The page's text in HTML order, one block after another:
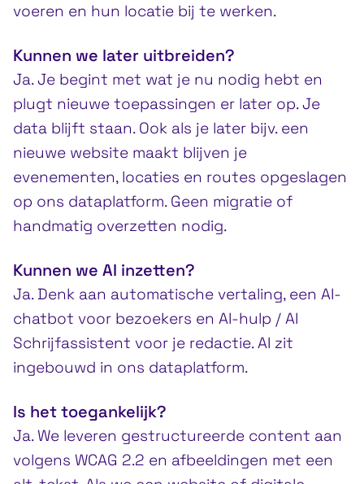
voeren en hun locatie bij te werken.
Kunnen we later uitbreiden?
Ja. Je begint met wat je nu nodig hebt en
plugt nieuwe toepassingen er later op. Je
data blijft staan. Ook als je later bijv. een
nieuwe website maakt blijven je
evenementen, locaties en routes opgeslagen
op ons dataplatform. Geen migratie of
handmatig overzetten nodig.
Kunnen we AI inzetten?
Ja. Denk aan automatische vertaling, een AI-
chatbot voor bezoekers en AI-hulp / AI
Schrijfassistent voor je redactie. AI zit
ingebouwd in ons dataplatform.
Is het toegankelijk?
Ja. We leveren gestructureerde content aan
volgens WCAG 2.2 en afbeeldingen met een